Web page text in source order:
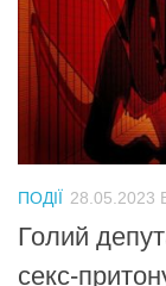
Івано-
Харків
Донбас
Одеса
Схід
Прикарпаття
Економіка
ПОДІЇ 28.05.2023
Голий
секс-